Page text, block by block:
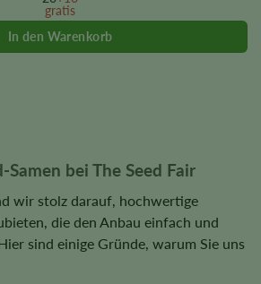
gratis
bei The Seed Fair
wir stolz darauf, hochwertige
die den Anbau einfach und
sind einige Gründe, warum Sie uns